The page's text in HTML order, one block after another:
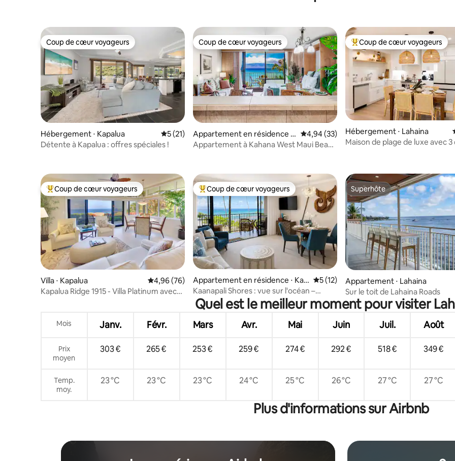
Coup de cœur voyageurs
Coup de cœur voyageurs
Hébergement ⋅ Kapalua Évaluation moyenne sur la base de 21 commentaires : 5 sur 5
5 (21)
Détente à Kapalua : offres spéciales !
Coup de cœur voyageurs
Coup de cœur voyageurs
Appartement en résidence ⋅
Napili-Honokowai
Évaluation moyenne sur la base de 33
4,94 (33)
Appartement à Kahana West Maui Beach
Coups de cœur voyageurs les
Coup de cœur voyageurs
Hébergement ⋅ Lahaina
Maison de plage de luxe avec 3
Coups de cœur voyageurs les plus appréciés
Coup de cœur voyageurs
Villa ⋅ Kapalua Évaluation moyenne sur la base de 76 commentaires : 4,96 sur 5
4,96 (76)
Kapalua Ridge 1915 - Villa Platinum avec
Coups de cœur voyageurs les plus appréciés
Coup de cœur voyageurs
Appartement en résidence ⋅ Kaa
napali
Évaluation moyenne sur la base de 12
5 (12)
Kaanapali Shores : vue sur l'océan –
Complexe hôtelier en bord de mer avec
climatisation
Superhôte
Superhôte
Appartement ⋅ Lahaina
Sur le toit de Lahaina Roads
Quel est le meilleur moment pour visiter
Mois Janv. Févr. Mars Avr. Mai Juin Juil. Août
Prix
moyen
303 € 265 € 253 € 259 € 274 € 292 € 518 € 349 €
Temp.
moy.
23 °C 23 °C 23 °C 24 °C 25 °C 26 °C 27 °C 27 °C
Plus d'informations sur Airbnb